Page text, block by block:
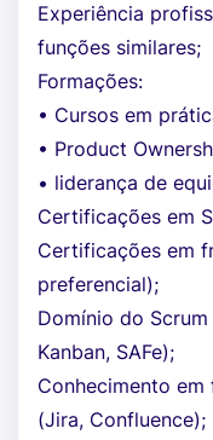
Experiência
funções similares;
Formações:
• Cursos em
• Product
• liderança de
Certificações em
Certificações em
preferencial);
Domínio do
Kanban, SAFe);
Conhecimento
(Jira, Confluence);